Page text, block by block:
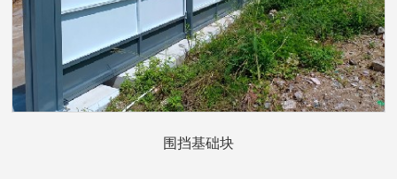
围挡基础块